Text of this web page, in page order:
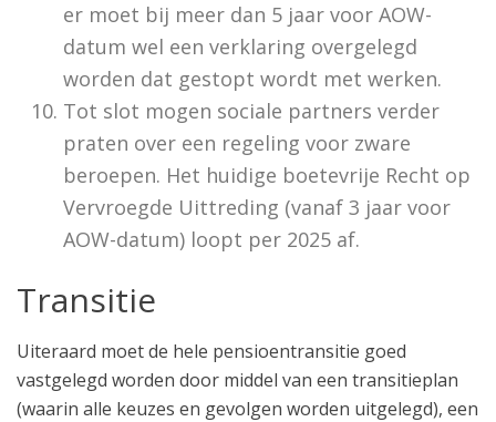
er moet bij meer dan 5 jaar voor AOW-
datum wel een verklaring overgelegd
worden dat gestopt wordt met werken.
Tot slot mogen sociale partners verder
praten over een regeling voor zware
beroepen. Het huidige boetevrije Recht op
Vervroegde Uittreding (vanaf 3 jaar voor
AOW-datum) loopt per 2025 af.
Transitie
Uiteraard moet de hele pensioentransitie goed
vastgelegd worden door middel van een transitieplan
(waarin alle keuzes en gevolgen worden uitgelegd), een